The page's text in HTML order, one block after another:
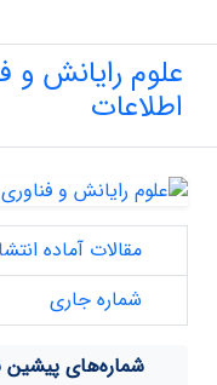
علوم رایانش و
اطلاعات
مقالات آماده
شماره جاری
شماره‌های پیشین